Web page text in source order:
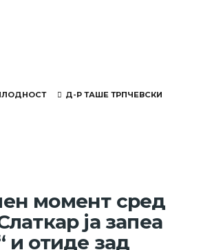
Д-Р ТАШЕ ТРПЧЕВСКИ
момент сред
ја запеа
и отиде зад